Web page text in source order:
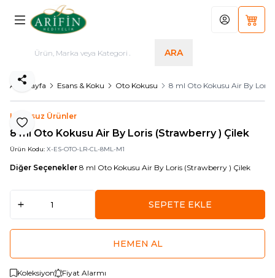
ARA
Hesabım
Ana Sayfa Esans & Koku Oto Kokusu 8 ml Oto Kokusu Air By Loris
Favoriye Ekle
Paylaş
Logosuz Ürünler
8 ml Oto Kokusu Air By Loris (Strawberry ) Çilek
Ürün Kodu: X-ES-OTO-LR-CL-8ML-M1
Diğer Seçenekler 8 ml Oto Kokusu Air By Loris (Strawberry ) Çilek
SEPETE EKLE
HEMEN AL
Koleksiyon Fiyat Alarmı